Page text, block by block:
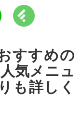
すすめの
気メニュ
も詳しく